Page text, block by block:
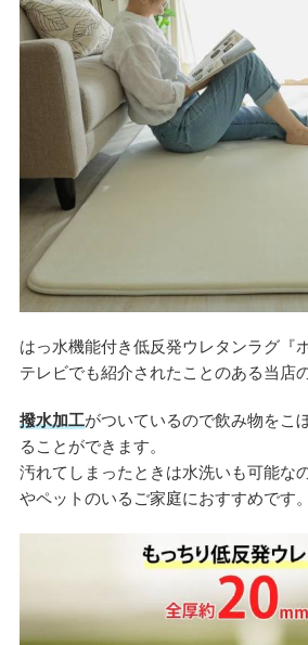
はっ水機能付き低反発ウレタンラグ『
テレビでも紹介されたことのある当店
撥水加工がついているので飲み物をこ
ることができます。
汚れてしまったときは水洗いも可能な
やペットのいるご家庭におすすめです。